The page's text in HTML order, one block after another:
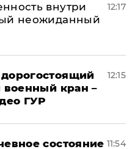
внутри
неожиданный
12:17
кран –
ГУР
12:15
состояние 11:54